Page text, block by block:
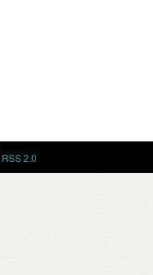
RSS 2.0